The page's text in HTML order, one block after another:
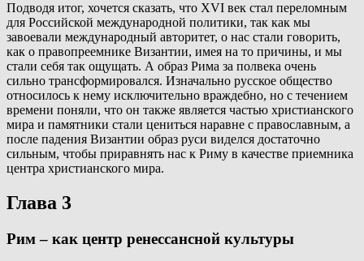
Подводя итог, хочется сказать, что XVI век стал переломным
для Российской международной политики, так как мы
завоевали международный авторитет, о нас стали говорить,
как о правопреемнике Византии, имея на то причины, и мы
стали себя так ощущать. А образ Рима за полвека очень
сильно трансформировался. Изначально русское общество
относилось к нему исключительно враждебно, но с течением
времени поняли, что он также является частью христианского
мира и памятники стали цениться наравне с православным, а
после падения Византии образ руси виделся достаточно
сильным, чтобы приравнять нас к Риму в качестве приемника
центра христианского мира.
Глава 3
Рим – как центр ренессансной культуры